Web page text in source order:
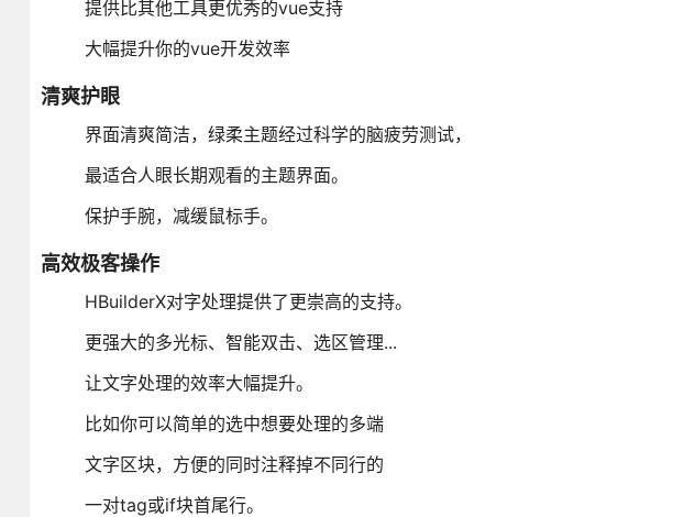
提供比其他工具更优秀的vue支持
大幅提升你的vue开发效率
清爽护眼
界面清爽简洁，绿柔主题经过科学的脑疲劳测试，
最适合人眼长期观看的主题界面。
保护手腕，减缓鼠标手。
高效极客操作
HBuilderX对字处理提供了更崇高的支持。
更强大的多光标、智能双击、选区管理...
让文字处理的效率大幅提升。
比如你可以简单的选中想要处理的多端
文字区块，方便的同时注释掉不同行的
一对tag或if块首尾行。